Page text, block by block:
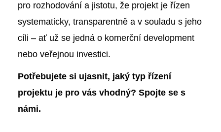
pro rozhodování a jistotu, že projekt je řízen
systematicky, transparentně a v souladu s jeho
cíli – ať už se jedná o komerční development
nebo veřejnou investici.
Potřebujete si ujasnit, jaký typ řízení
projektu je pro vás vhodný? Spojte se s
námi.